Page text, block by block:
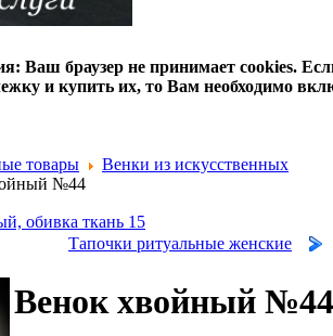
: Ваш браузер не принимает cookies.
и купить их, то Вам необходимо
товары
Венки из искусственных
№44
обивка ткань 15
Тапочки ритуальные женские
Венок хвойный №44